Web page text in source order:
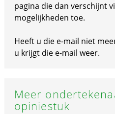
pagina die dan verschijnt
mogelijkheden toe.
Heeft u die e-mail niet
u krijgt die e-mail weer.
Meer
opiniestuk